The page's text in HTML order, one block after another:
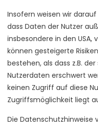
Insofern weisen wir
dass Daten der Nutzer
insbesondere in den USA,
können gesteigerte
bestehen, als dass z.B.
Nutzerdaten erschwert
keinen Zugriff auf diese
Zugriffsmöglichkeit liegt
Die Datenschutzhinweise